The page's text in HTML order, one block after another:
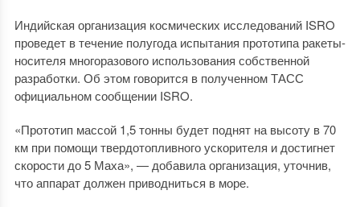
Индийская организация космических исследований ISRO
проведет в течение полугода испытания прототипа ракеты-
носителя многоразового использования собственной
разработки. Об этом говорится в полученном ТАСС
официальном сообщении ISRO.
«Прототип массой 1,5 тонны будет поднят на высоту в 70
км при помощи твердотопливного ускорителя и достигнет
скорости до 5 Маха», — добавила организация, уточнив,
что аппарат должен приводниться в море.